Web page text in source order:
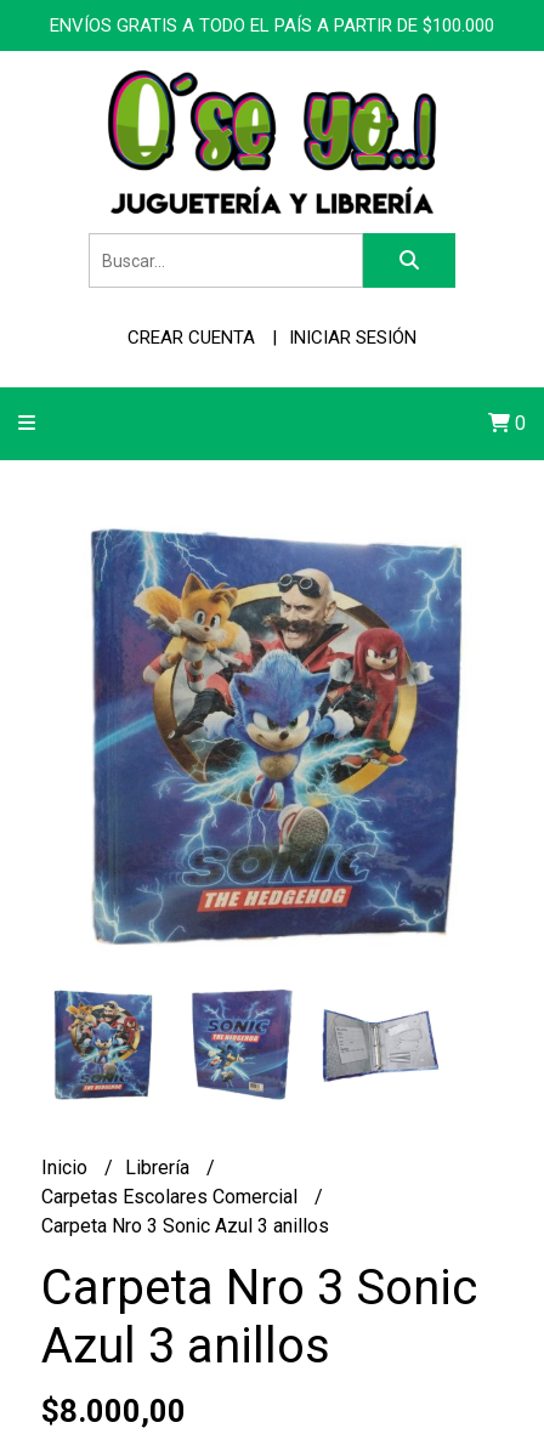
ENVÍOS GRATIS A TODO EL PAÍS A PARTIR DE $100.000
CREAR CUENTA INICIAR SESIÓN
0
Inicio
Librería
Carpetas Escolares Comercial
Carpeta Nro 3 Sonic Azul 3 anillos
Carpeta Nro 3 Sonic
Azul 3 anillos
$8.000,00